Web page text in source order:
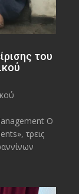
του
O
τρεις